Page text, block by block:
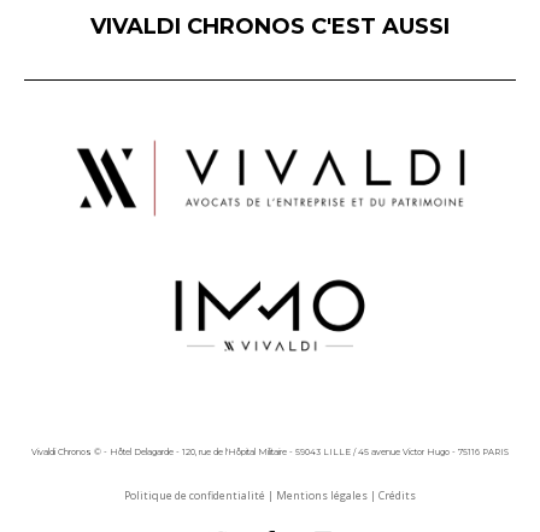
VIVALDI CHRONOS C'EST AUSSI
Vivaldi Chronos © - Hôtel Delagarde - 120, rue de l'Hôpital Militaire - 59043 LILLE / 45 avenue Victor Hugo - 75116 PARIS
Politique de confidentialité | Mentions légales | Crédits